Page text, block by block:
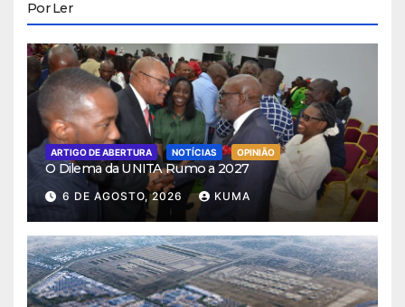
Por Ler
ARTIGO DE ABERTURA NOTÍCIAS OPINIÃO
O Dilema da UNITA Rumo a 2027
6 DE AGOSTO, 2026 KUMA